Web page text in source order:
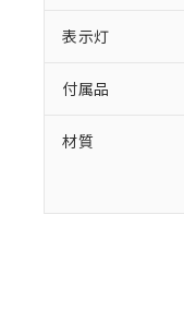
表示灯
付属品
材質